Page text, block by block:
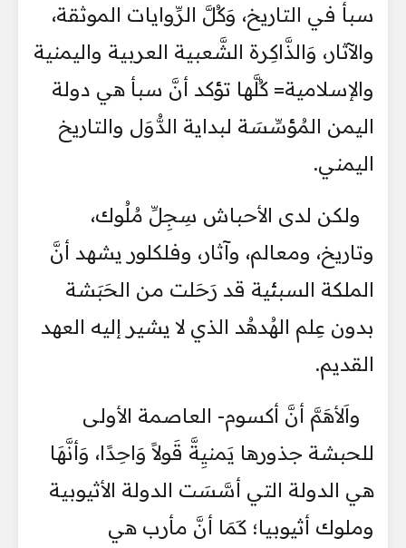
سبأ في التاريخ، وَكُلَّ الرِّوايات الموثقة،
والآثار، وَالذَّاكِرة الشَّعبية العربية واليمنية
والإسلامية= كُلَّها تؤكد أنَّ سبأ هي دولة
اليمن المُؤسِّسَة لبداية الدُّوَل والتاريخ
اليمني.
ولكن لدى الأحباش سِجِلِّ مُلُوك،
وتاريخ، ومعالم، وآثار، وفلكلور يشهد أنَّ
الملكة السبئية قد رَحَلت من الحَبَشة
بدون عِلم الهُدهُد الذي لا يشير إليه العهد
القديم.
واَلأهَمَّ أنَّ أكسوم- العاصمة الأولى
للحبشة جذورها يَمنيِةَّ قَولاً وَاحِدًا، وَأنَّهَا
هي الدولة التي أسَّسَت الدولة الأثيوبية
وملوك أثيوبيا؛ كَمَا أنَّ مأرب هي